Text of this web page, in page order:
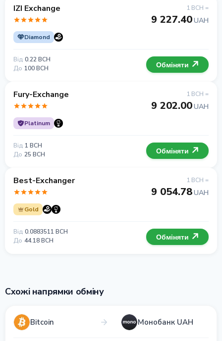
IZI Exchange
Diamond
1 BCH =
9 227.40UAH
Від 0.22 BCH
До 100 BCH Обміняти
Fury-Exchange
Platinum
1 BCH =
9 202.00UAH
Від 1 BCH
До 25 BCH Обміняти
Best-Exchanger
Gold
1 BCH =
9 054.78UAH
Від 0.0883511 BCH
До 44.18 BCH Обміняти
Схожі напрямки обміну
Bitcoin Монобанк UAH